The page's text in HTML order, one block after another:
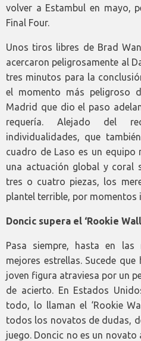
volver a Estambul en mayo,
Final Four.
Unos tiros libres de Brad
acercaron peligrosamente al
tres minutos para la
el momento más peligroso
Madrid que dio el paso
requería. Alejado del
individualidades, que
cuadro de Laso es un equipo
una actuación global y coral
tres o cuatro piezas, los
plantel terrible, por momentos
Doncic supera el ‘Rookie
Pasa siempre, hasta en
mejores estrellas. Sucede
joven figura atraviesa por un
de acierto. En Estados
todo, lo llaman el ‘Rookie
todos los novatos de dudas,
juego. Doncic no es un